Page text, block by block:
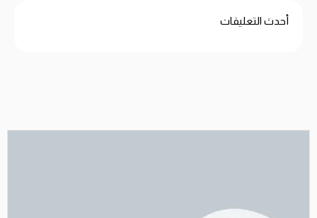
أحدث التعليقات